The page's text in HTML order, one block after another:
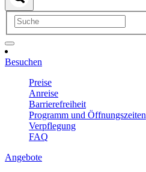
Besuchen
Preise
Anreise
Barrierefreiheit
Programm und Öffnungszeiten
Verpflegung
FAQ
Angebote